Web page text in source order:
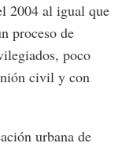
2004 al igual que
proceso de
poco
civil y con
urbana de